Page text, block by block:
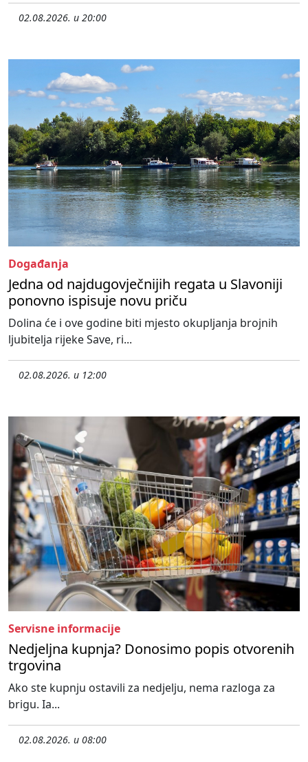
02.08.2026. u 20:00
Događanja
Jedna od najdugovječnijih regata u Slavoniji
ponovno ispisuje novu priču
Dolina će i ove godine biti mjesto okupljanja brojnih
ljubitelja rijeke Save, ri...
02.08.2026. u 12:00
Servisne informacije
Nedjeljna kupnja? Donosimo popis otvorenih
trgovina
Ako ste kupnju ostavili za nedjelju, nema razloga za
brigu. Ia...
02.08.2026. u 08:00